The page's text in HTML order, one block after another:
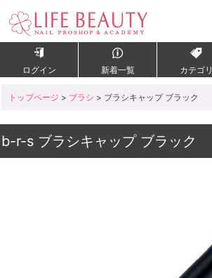
ログイン 新着一覧 カテゴリ
トップページ > ブラシ > ブラシキャップ ブラック
b-r-s ブラシキャップ ブラック